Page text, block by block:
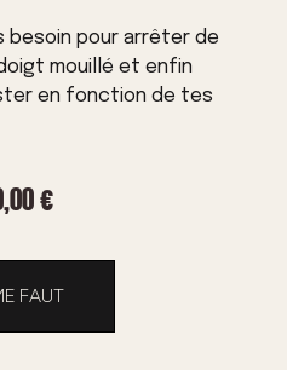
besoin pour arrêter de
mouillé et enfin
en fonction de tes
€
FAUT